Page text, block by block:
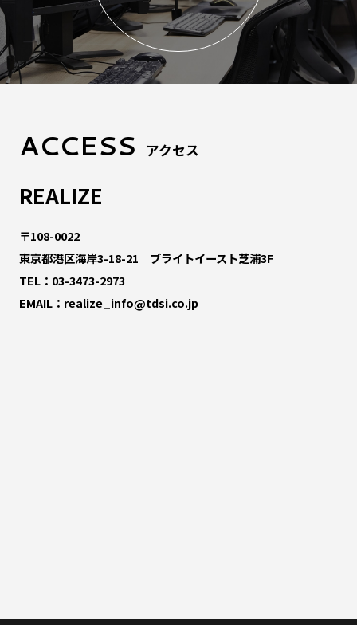
ACCESS アクセス
REALIZE
〒108-0022
東京都港区海岸3-18-21 ブライトイースト芝浦3F
TEL： 03-3473-2973
EMAIL： realize_info@tdsi.co.jp